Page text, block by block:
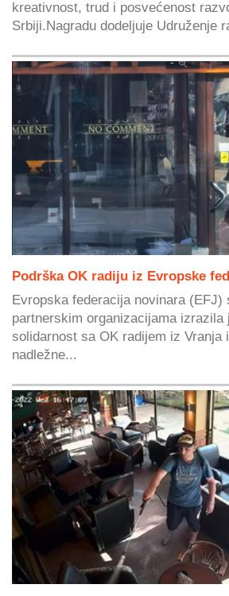
kreativnost, trud i posvećenost
Srbiji.Nagradu dodeljuje Udruženje
Podrška OK radiju iz Evropske
Evropska federacija novinara (EFJ)
partnerskim organizacijama izrazila
solidarnost sa OK radijem iz Vranja
nadležne...